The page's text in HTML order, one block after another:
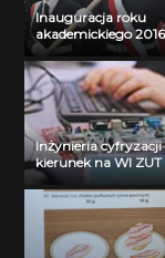
Inauguracja roku
akademickiego
Akademii Morskiej w
Szczecinie
Inżynieria
kierunek na WI ZUT